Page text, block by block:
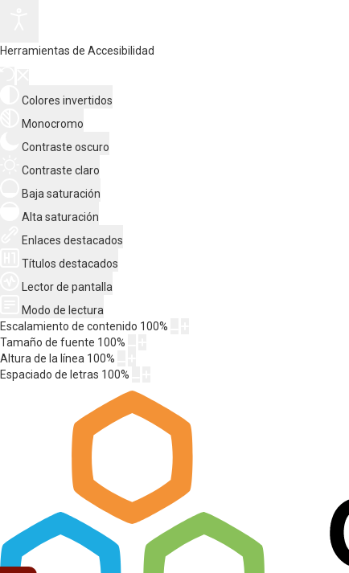
Herramientas de Accesibilidad
Colores invertidos
Monocromo
Contraste oscuro
Contraste claro
Baja saturación
Alta saturación
Enlaces destacados
Títulos destacados
Lector de pantalla
Modo de lectura
Escalamiento de contenido 100%
Tamaño de fuente 100%
Altura de la línea 100%
Espaciado de letras 100%